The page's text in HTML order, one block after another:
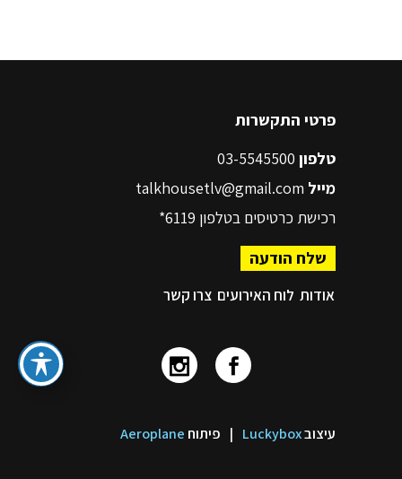
פרטי התקשרות
טלפון
מייל talkhousetlv@gmail.com
רכישת כרטיסים בטלפון 6119*
שלח הודעה
אודות לוח האירועים צרו קשר
עיצובLuckybox
| פיתוח Aeroplane